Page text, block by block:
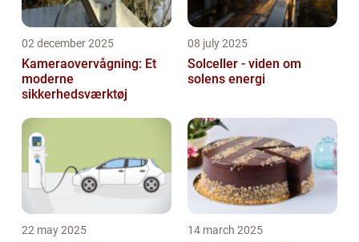
02 december 2025
Kameraovervågning: Et
moderne
sikkerhedsværktøj
08 july 2025
Solceller - viden om
solens energi
22 may 2025 14 march 2025